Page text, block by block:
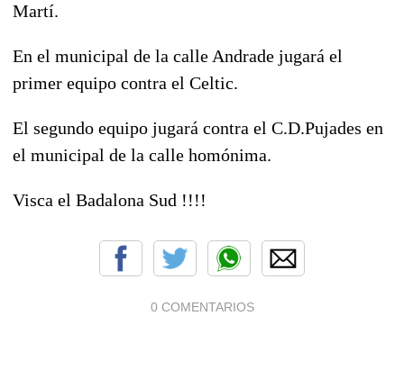
Martí.
En el municipal de la calle Andrade jugará el
primer equipo contra el Celtic.
El segundo equipo jugará contra el C.D.Pujades en
el municipal de la calle homónima.
Visca el Badalona Sud !!!!
0 COMENTARIOS